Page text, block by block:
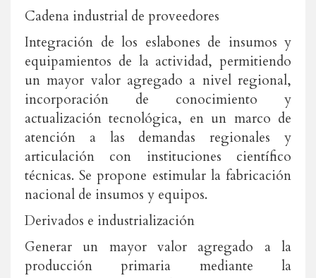
Cadena industrial de proveedores
Integración de los eslabones de insumos y
equipamientos de la actividad, permitiendo
un mayor valor agregado a nivel regional,
incorporación de conocimiento y
actualización tecnológica, en un marco de
atención a las demandas regionales y
articulación con instituciones científico
técnicas. Se propone estimular la fabricación
nacional de insumos y equipos.
Derivados e industrialización
Generar un mayor valor agregado a la
producción primaria mediante la